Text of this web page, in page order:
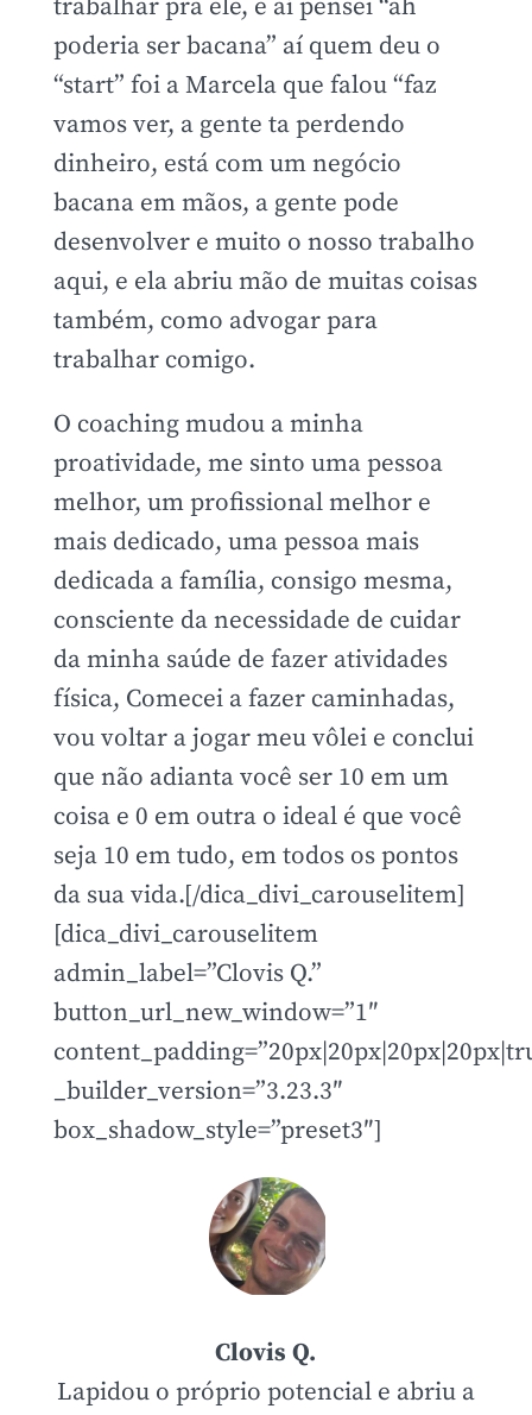
trabalhar pra ele, e aí pensei “ah
poderia ser bacana” aí quem deu o
“start” foi a Marcela que falou “faz
vamos ver, a gente ta perdendo
dinheiro, está com um negócio
bacana em mãos, a gente pode
desenvolver e muito o nosso trabalho
aqui, e ela abriu mão de muitas coisas
também, como advogar para
trabalhar comigo.
O coaching mudou a minha
proatividade, me sinto uma pessoa
melhor, um profissional melhor e
mais dedicado, uma pessoa mais
dedicada a família, consigo mesma,
consciente da necessidade de cuidar
da minha saúde de fazer atividades
física, Comecei a fazer caminhadas,
vou voltar a jogar meu vôlei e conclui
que não adianta você ser 10 em um
coisa e 0 em outra o ideal é que você
seja 10 em tudo, em todos os pontos
da sua vida.[/dica_divi_carouselitem]
[dica_divi_carouselitem
admin_label=”Clovis Q.”
button_url_new_window=”1″
_builder_version=”3.23.3″
box_shadow_style=”preset3″]
Clovis Q.
Lapidou o próprio potencial e abriu a